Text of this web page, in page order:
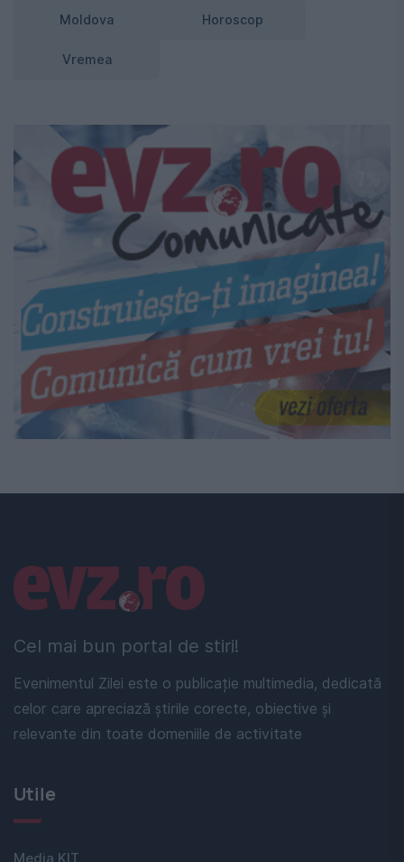
Moldova Horoscop
Vremea
Cel mai bun portal de stiri!
Evenimentul Zilei este o publicație multimedia, dedicată
celor care apreciază știrile corecte, obiective și
relevante din toate domeniile de activitate
Linkuri utile
Utile
Media KIT